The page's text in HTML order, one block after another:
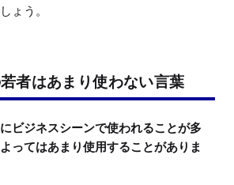
ょう。
者はあまり使わない言葉
にビジネスシーンで使われることが多
ってはあまり使用することがありま